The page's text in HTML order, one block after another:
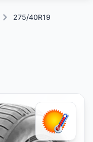
275/40R19